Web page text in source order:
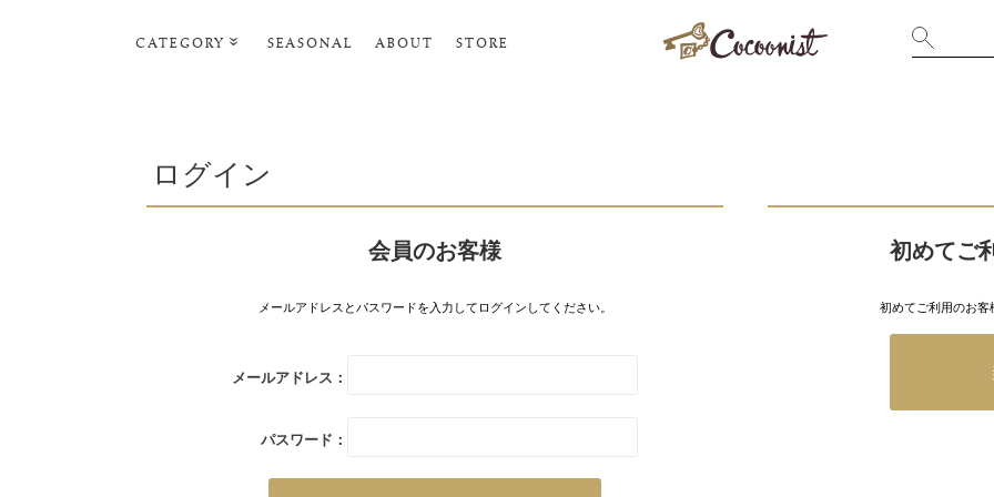
CATEGORY SEASONAL ABOUT STORE
ポーチ･トラベルグッズ
タオル・ヘアバンド
ログイン
会員のお客様
メールアドレスとパスワードを入力してログインしてください。
メールアドレス：
パスワード：
初めてご
初めてご利用のお客